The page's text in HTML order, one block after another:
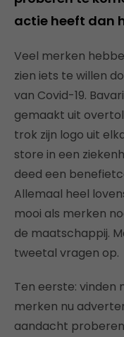
actie heeft dan
Veel merken
zien iets te willen
van Covid-19.
gemaakt uit
trok zijn logo uit
store in een
deed een
Allemaal heel
mooi als merken
de maatschappij.
tweetal vragen op.
Ten eerste: vinden
merken nu
aandacht